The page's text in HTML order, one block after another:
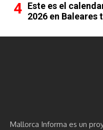
Este es el
2026 en Baleares
Mallorca Informa es un